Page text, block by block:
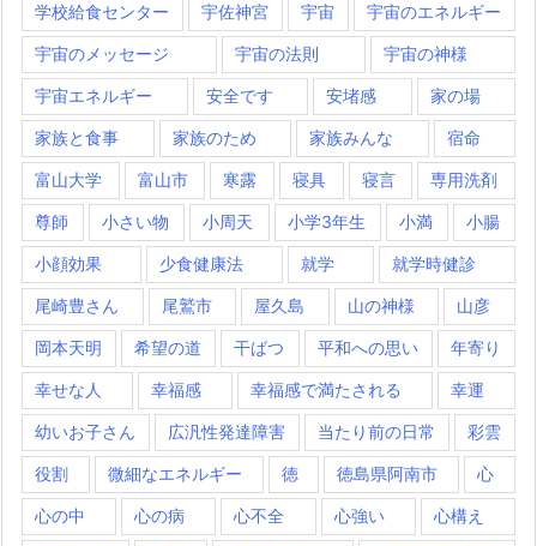
学校給食センター 宇佐神宮 宇宙 宇宙のエネルギー
宇宙のメッセージ 宇宙の法則 宇宙の神様
宇宙エネルギー 安全です 安堵感 家の場
家族と食事 家族のため 家族みんな 宿命
富山大学 富山市 寒露 寝具 寝言 専用洗剤
尊師 小さい物 小周天 小学3年生 小満 小腸
小顔効果 少食健康法 就学 就学時健診
尾崎豊さん 尾鷲市 屋久島 山の神様 山彦
岡本天明 希望の道 干ばつ 平和への思い 年寄り
幸せな人 幸福感 幸福感で満たされる 幸運
幼いお子さん 広汎性発達障害 当たり前の日常 彩雲
役割 微細なエネルギー 徳 徳島県阿南市 心
心の中 心の病 心不全 心強い 心構え